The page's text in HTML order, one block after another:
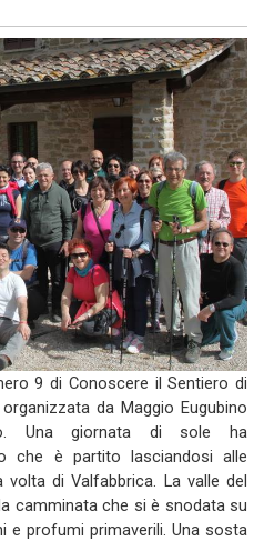
9 di Conoscere il Sentiero di
da Maggio Eugubino
Una giornata di sole ha
che è partito lasciandosi alle
di Valfabbrica. La valle del
camminata che si è snodata su
e profumi primaverili. Una sosta